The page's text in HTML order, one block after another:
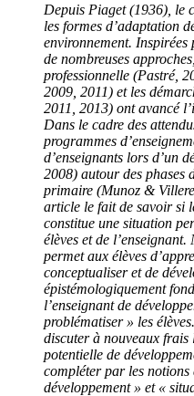
Depuis Piaget (1936), le
les formes d’adaptation
environnement. Inspirées
de nombreuses
professionnelle (Pastré,
2009, 2011) et les
2011, 2013) ont avancé
Dans le cadre des
programmes
d’enseignants lors d’un
2008) autour des phases
primaire (Munoz &
article le fait de savoir si
constitue une situation
élèves et de
permet aux élèves
conceptualiser et de
épistémologiquement
l’enseignant de
problématiser » les
discuter à nouveaux frais
potentielle de
compléter par les notions
développement » et «